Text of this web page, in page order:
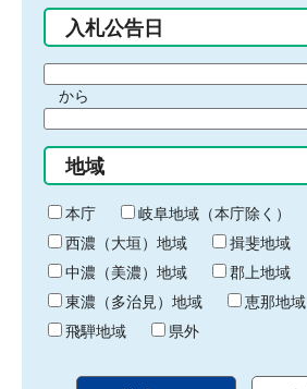
入札公告日
間
始
り
から
間
終
わ
り
地域
本庁
岐阜地域（本庁除く）
西濃（大垣）地域
揖斐地域
中濃（美濃）地域
郡上地域
東濃（多治見）地域
恵那地域
飛騨地域
県外